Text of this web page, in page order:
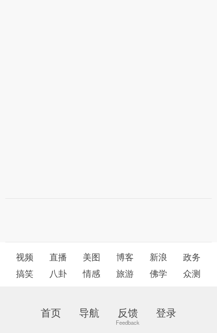
视频 直播 美图 博客 新浪
政务
搞笑
八卦 情感 旅游 佛学 众测
首页 导航 反馈 登录